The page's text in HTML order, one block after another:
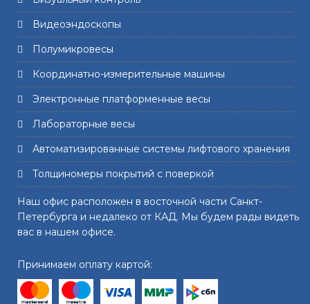
Видеоэндоскопы
Полумикровесы
Координатно-измерительные машины
Электронные платформенные весы
Лабораторные весы
Автоматизированные системы лифтового хранения
Толщиномеры покрытий с поверкой
Наш офис расположен в восточной части Санкт-
Петербурга и недалеко от КАД. Мы будем рады видеть
вас в нашем офисе.
Принимаем оплату картой: